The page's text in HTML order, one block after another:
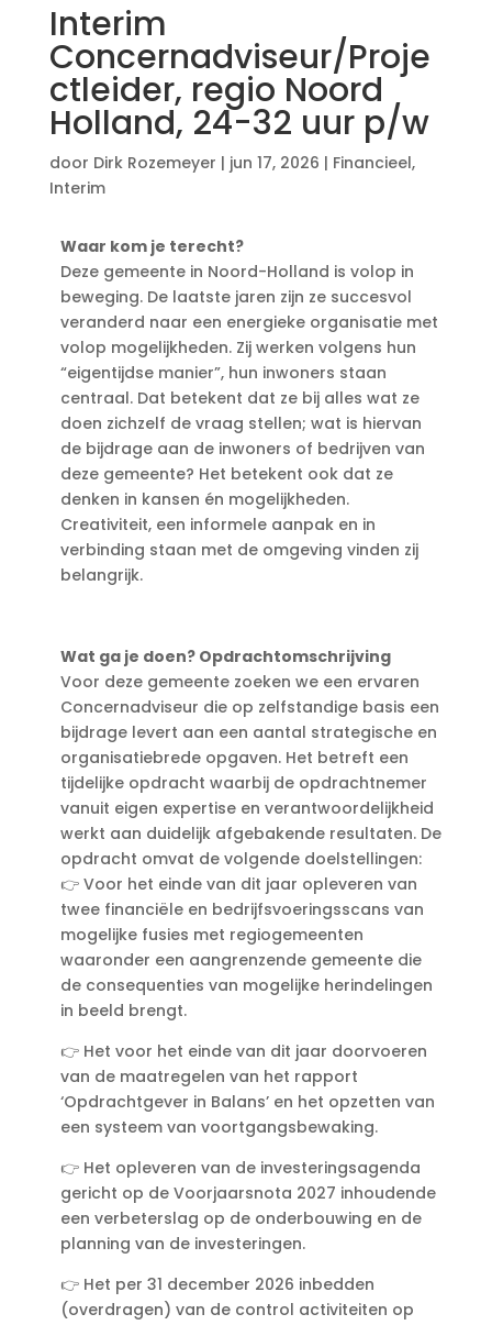
Interim
Concernadviseur/Proje
ctleider, regio Noord
Holland, 24-32 uur p/w
door Dirk Rozemeyer | jun 17, 2026 | Financieel,
Interim
Waar kom je terecht?
Deze gemeente in Noord-Holland is volop in
beweging. De laatste jaren zijn ze succesvol
veranderd naar een energieke organisatie met
volop mogelijkheden. Zij werken volgens hun
“eigentijdse manier”, hun inwoners staan
centraal. Dat betekent dat ze bij alles wat ze
doen zichzelf de vraag stellen; wat is hiervan
de bijdrage aan de inwoners of bedrijven van
deze gemeente? Het betekent ook dat ze
denken in kansen én mogelijkheden.
Creativiteit, een informele aanpak en in
verbinding staan met de omgeving vinden zij
belangrijk.
Wat ga je doen? Opdrachtomschrijving
Voor deze gemeente zoeken we een ervaren
Concernadviseur die op zelfstandige basis een
bijdrage levert aan een aantal strategische en
organisatiebrede opgaven. Het betreft een
tijdelijke opdracht waarbij de opdrachtnemer
vanuit eigen expertise en verantwoordelijkheid
werkt aan duidelijk afgebakende resultaten. De
opdracht omvat de volgende doelstellingen:
👉 Voor het einde van dit jaar opleveren van
twee financiële en bedrijfsvoeringsscans van
mogelijke fusies met regiogemeenten
waaronder een aangrenzende gemeente die
de consequenties van mogelijke herindelingen
in beeld brengt.
👉 Het voor het einde van dit jaar doorvoeren
van de maatregelen van het rapport
‘Opdrachtgever in Balans’ en het opzetten van
een systeem van voortgangsbewaking.
👉 Het opleveren van de investeringsagenda
gericht op de Voorjaarsnota 2027 inhoudende
een verbeterslag op de onderbouwing en de
planning van de investeringen.
👉 Het per 31 december 2026 inbedden
(overdragen) van de control activiteiten op